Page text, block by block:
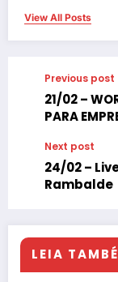
View All Posts
Previous post
21/02 –
PARA
Next post
24/02 –
Rambalde
LEIA